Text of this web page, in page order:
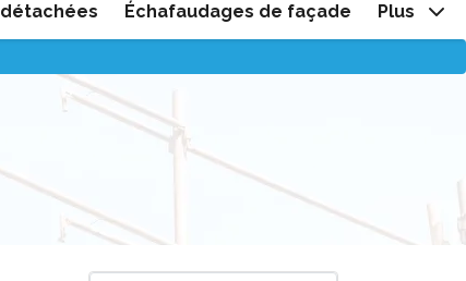
Échafaudages de façade Plus